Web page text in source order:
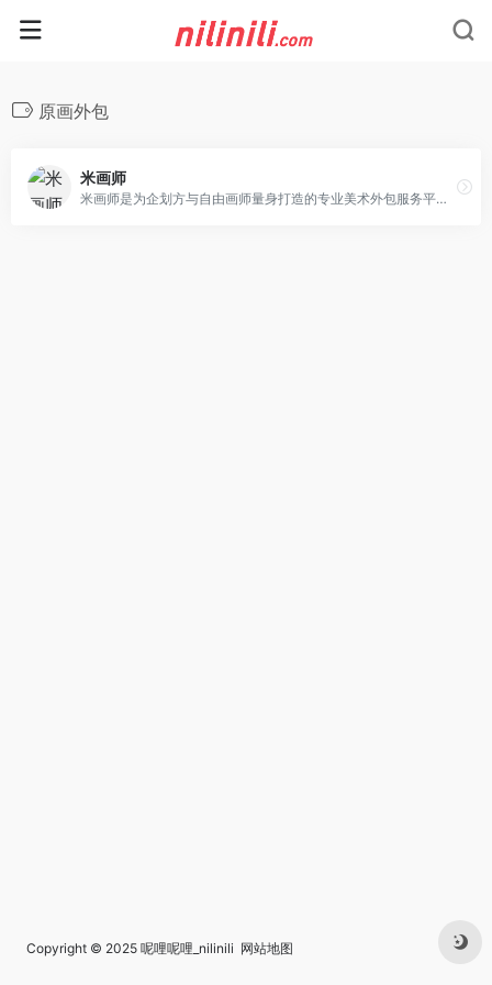
原画外包
米画师
米画师是为企划方与自由画师量身打造的专业美术外包服务平台，提供安全的交易担保、高效的稿件管理工具以及便捷的云端同步功能，为您带来与众不同的约稿体验，快速解决各种美术外包需求。
Copyright © 2025 呢哩呢哩_nilinili 网站地图